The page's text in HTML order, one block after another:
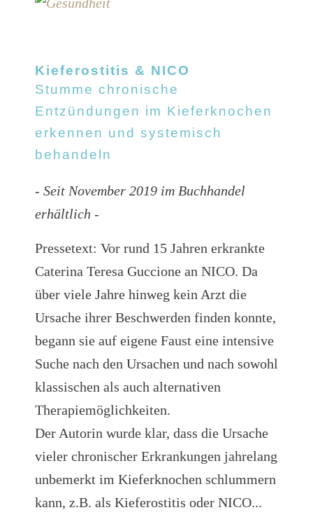
Kieferostitis & NICO
Stumme chronische
Entzündungen im Kieferknochen
erkennen und systemisch
behandeln
- Seit November 2019 im Buchhandel
erhältlich -
Pressetext: Vor rund 15 Jahren erkrankte
Caterina Teresa Guccione an NICO. Da
über viele Jahre hinweg kein Arzt die
Ursache ihrer Beschwerden finden konnte,
begann sie auf eigene Faust eine intensive
Suche nach den Ursachen und nach sowohl
klassischen als auch alternativen
Therapiemöglichkeiten.
Der Autorin wurde klar, dass die Ursache
vieler chronischer Erkrankungen jahrelang
unbemerkt im Kieferknochen schlummern
kann, z.B. als Kieferostitis oder NICO...